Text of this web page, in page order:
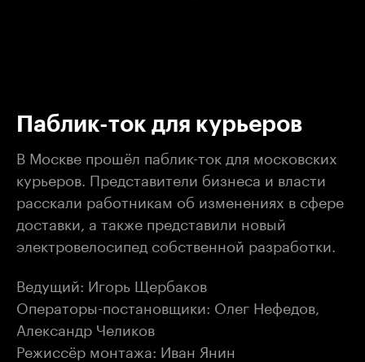
Паблик-ток для курьеров
В Москве прошёл паблик-ток для московских
курьеров. Представители бизнеса и власти
расскали работникам об изменениях в сфере
доставки, а также представили новый
электровелосипед собственной разработки.
Ведущий: Игорь Щербаков
Операторы-постановщики: Олег Нефедов,
Александр Челиков
Режиссёр монтажа: Иван Янин